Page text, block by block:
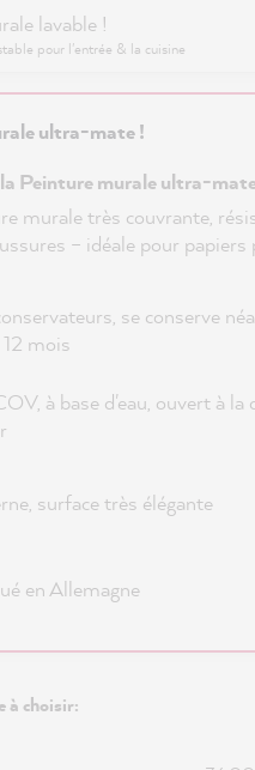
lavable !
pour l'entrée & la cuisine
ultra-mate !
Peinture murale ultra-
murale très couvrante,
– idéale pour
se conserve
mois
à base d'eau, ouvert à
surface très élégante
en Allemagne
à choisir: